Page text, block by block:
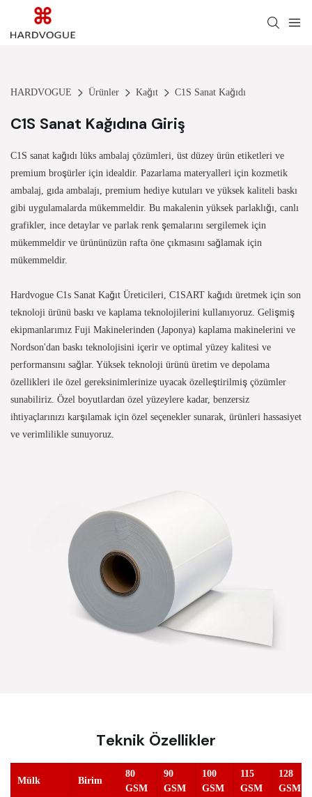
HARDVOGUE Ürünler Kağıt C1S Sanat Kağıdı
C1S Sanat Kağıdına Giriş
C1S sanat kağıdı lüks ambalaj çözümleri, üst düzey ürün etiketleri ve
premium broşürler için idealdir. Pazarlama materyalleri için kozmetik
ambalaj, gıda ambalajı, premium hediye kutuları ve yüksek kaliteli baskı
gibi uygulamalarda mükemmeldir. Bu makalenin yüksek parlaklığı, canlı
grafikler, ince detaylar ve parlak renk şemalarını sergilemek için
mükemmeldir ve ürününüzün rafta öne çıkmasını sağlamak için
mükemmeldir.
Hardvogue C1s Sanat Kağıt Üreticileri, C1SART kağıdı üretmek için son
teknoloji ürünü baskı ve kaplama teknolojilerini kullanıyoruz. Gelişmiş
ekipmanlarımız Fuji Makinelerinden (Japonya) kaplama makinelerini ve
Nordson'dan baskı teknolojisini içerir ve optimal yüzey kalitesi ve
performansını sağlar. Yüksek teknoloji ürünü üretim ve depolama
özellikleri ile özel gereksinimlerinize uyacak özelleştirilmiş çözümler
sunabiliriz. Özel boyutlardan özel yüzeylere kadar, benzersiz
ihtiyaçlarınızı karşılamak için özel seçenekler sunarak, ürünleri hassasiyet
ve verimlilikle sunuyoruz.
Teknik Özellikler
Mülk Birim
80
GSM
90
GSM
100
GSM
115
GSM
128
GSM